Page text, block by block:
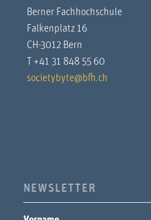
Berner Fachhochschule
Falkenplatz 16
CH-3012 Bern
T +41 31 848 55 60
societybyte@bfh.ch
NEWSLETTER